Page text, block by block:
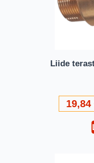
Liide
19,84